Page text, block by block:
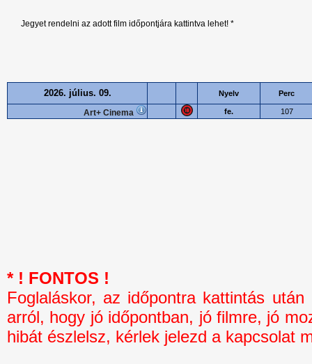
Jegyet rendelni az adott film időpontjára kattintva lehet! *
2026. július. 09. Nyelv Perc
Art+ Cinema fe. 107
* ! FONTOS !
Foglaláskor, az időpontra kattintás
arról, hogy jó időpontban, jó filmre, jó
hibát észlelsz, kérlek jelezd a kapcsolat